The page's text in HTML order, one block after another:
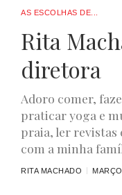
AS ESCOLHAS DE...
Rita
diretora
Adoro comer,
praticar yoga e
praia, ler
com a minha
RITA MACHADO